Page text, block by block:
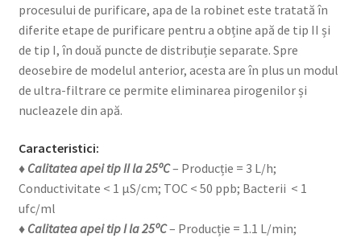
procesului de purificare, apa de la robinet este tratată în
diferite etape de purificare pentru a obține apă de tip II și
de tip I, în două puncte de distribuție separate. Spre
deosebire de modelul anterior, acesta are în plus un modul
de ultra-filtrare ce permite eliminarea pirogenilor și
nucleazele din apă.
Caracteristici:
♦ Calitatea apei tip II la 25ºC– Producție = 3 L/h;
Conductivitate < 1 μS/cm; TOC < 50 ppb; Bacterii < 1
ufc/ml
♦ Calitatea apei tip I la 25ºC– Producție = 1.1 L/min;